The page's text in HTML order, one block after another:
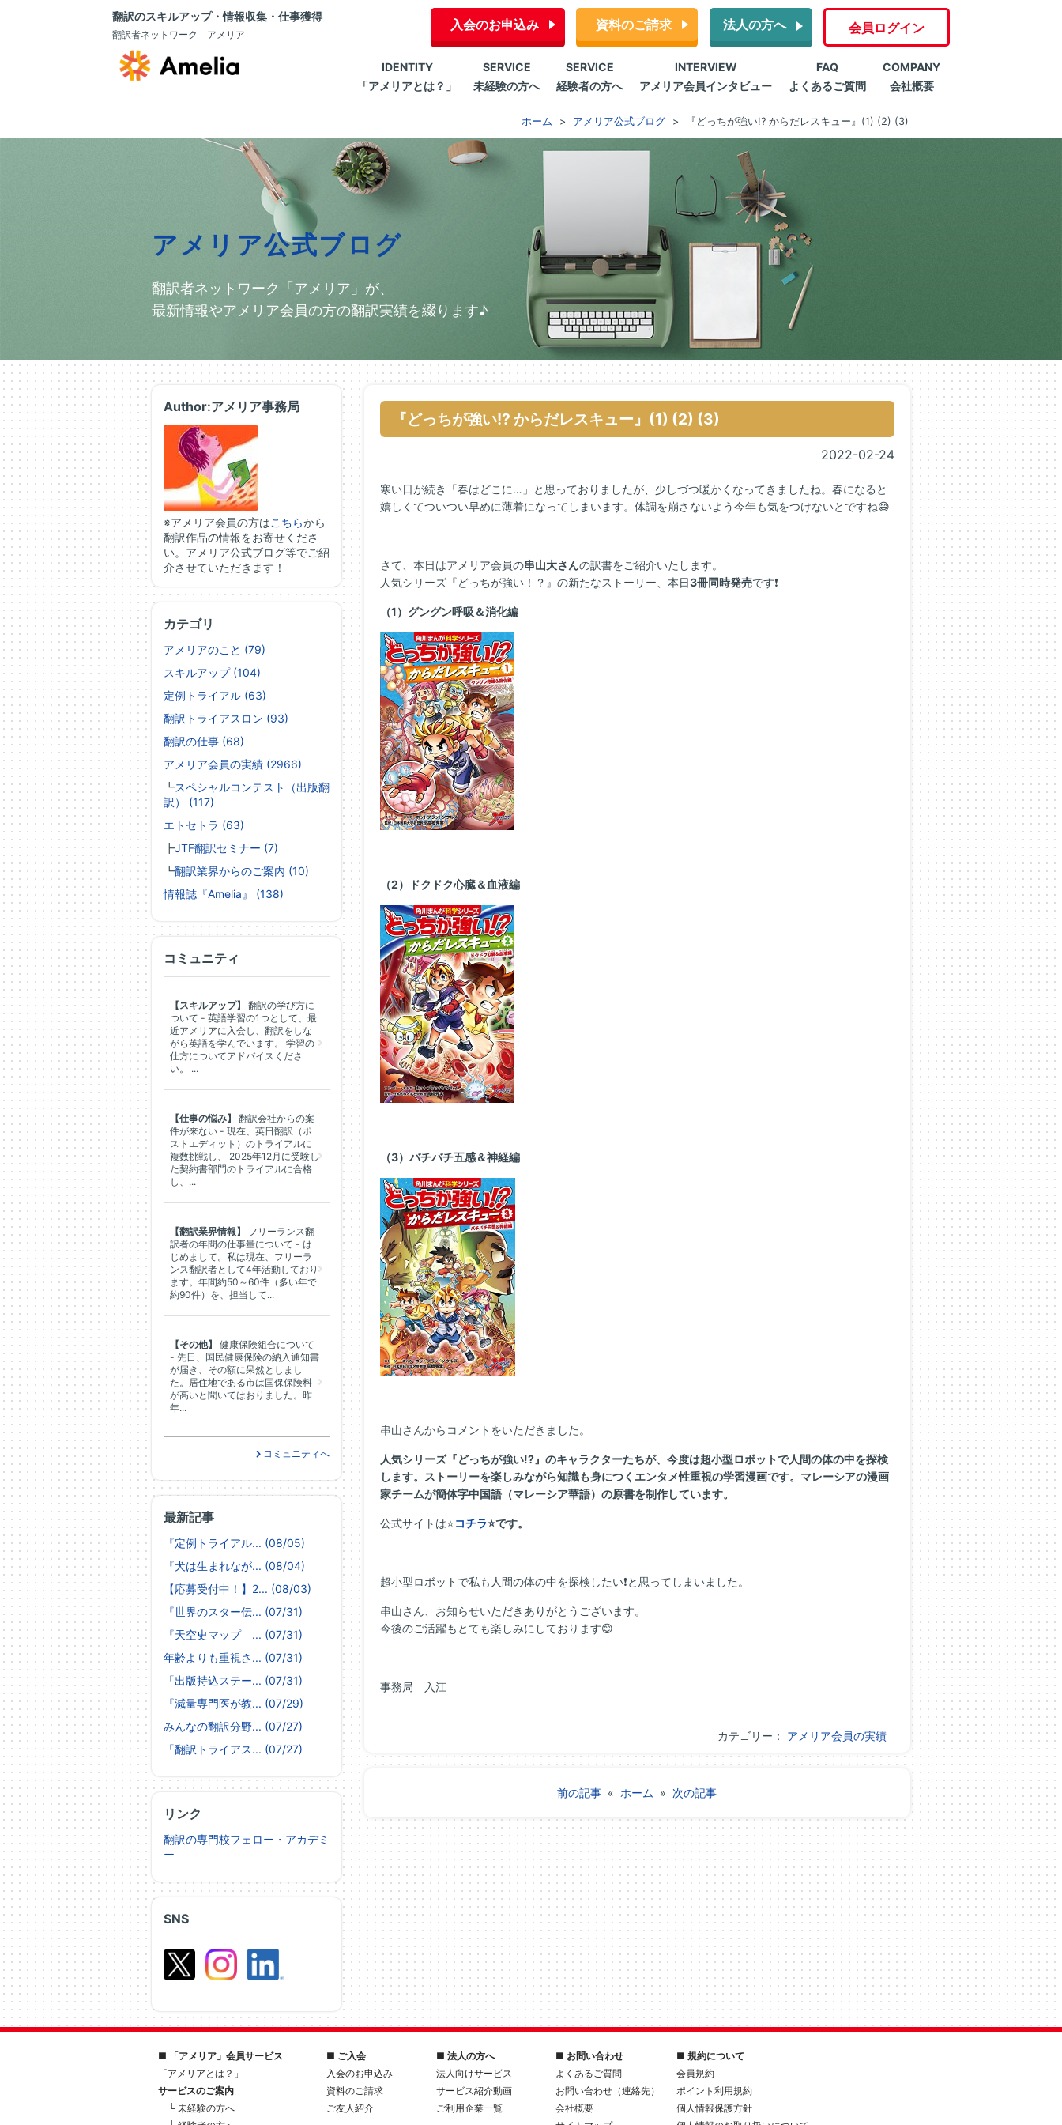
翻訳のスキルアップ・情報収集・仕事獲得
翻訳者ネットワーク アメリア
入会のお申込み 資料のご請求 法人の方へ 会員ログイン
IDENTITY
「アメリアとは？」
SERVICE
未経験の方へ
SERVICE
経験者の方へ
INTERVIEW
アメリア会員インタビュー
FAQ
よくあるご質問
COMPANY
会社概要
ホーム アメリア公式ブログ 『どっちが強い!? からだレスキュー』(1) (2) (3)
アメリア公式ブログ
翻訳者ネットワーク「アメリア」が、
最新情報やアメリア会員の方の翻訳実績を綴ります♪
『どっちが強い!? からだレスキュー』(1) (2) (3)
2022-02-24
寒い日が続き「春はどこに…」と思っておりましたが、少しづつ暖かくなってきましたね。春になると
嬉しくてついつい早めに薄着になってしまいます。体調を崩さないよう今年も気をつけないとですね😅
さて、本日はアメリア会員の串山大さんの訳書をご紹介いたします。
人気シリーズ『どっちが強い！？』の新たなストーリー、本日3冊同時発売です❗
（1）グングン呼吸＆消化編
（2）ドクドク心臓＆血液編
（3）バチバチ五感＆神経編
串山さんからコメントをいただきました。
人気シリーズ『どっちが強い!?』のキャラクターたちが、今度は超小型ロボットで人間の体の中を探検
します。ストーリーを楽しみながら知識も身につくエンタメ性重視の学習漫画です。マレーシアの漫画
家チームが簡体字中国語（マレーシア華語）の原書を制作しています。
公式サイトは⭐コチラ⭐です。
超小型ロボットで私も人間の体の中を探検したい❗と思ってしまいました。
串山さん、お知らせいただきありがとうございます。
今後のご活躍もとても楽しみにしております😊
事務局 入江
カテゴリー： アメリア会員の実績
前の記事 « ホーム » 次の記事
Author:アメリア事務局
※アメリア会員の方はこちらから
翻訳作品の情報をお寄せくださ
い。アメリア公式ブログ等でご紹
介させていただきます！
SNS
カテゴリ
アメリアのこと (79)
スキルアップ (104)
定例トライアル (63)
翻訳トライアスロン (93)
翻訳の仕事 (68)
アメリア会員の実績 (2966)
┗スペシャルコンテスト（出版翻
訳） (117)
エトセトラ (63)
┣JTF翻訳セミナー (7)
┗翻訳業界からのご案内 (10)
情報誌『Amelia』 (138)
最新記事
『定例トライアル... (08/05)
『犬は生まれなが... (08/04)
【応募受付中！】2... (08/03)
『世界のスター伝... (07/31)
『天空史マップ ... (07/31)
年齢よりも重視さ... (07/31)
「出版持込ステー... (07/31)
『減量専門医が教... (07/29)
みんなの翻訳分野... (07/27)
「翻訳トライアス... (07/27)
リンク
翻訳の専門校フェロー・アカデミ
ー
コミュニティ
【スキルアップ】
翻訳の学び方に
ついて - 英語学習の1つとして、最
近アメリアに入会し、翻訳をしな
がら英語を学んでいます。 学習の
仕方についてアドバイスくださ
い。 ...
【仕事の悩み】
翻訳会社からの案
件が来ない - 現在、英日翻訳（ポ
ストエディット）のトライアルに
複数挑戦し、 2025年12月に受験し
た契約書部門のトライアルに合格
し、...
【翻訳業界情報】
フリーランス翻
訳者の年間の仕事量について - は
じめまして。私は現在、フリーラ
ンス翻訳者として4年活動しており
ます。年間約50～60件（多い年で
約90件）を、担当して...
【その他】
健康保険組合について
- 先日、国民健康保険の納入通知書
が届き、その額に呆然としまし
た。居住地である市は国保保険料
が高いと聞いてはおりました。昨
年...
コミュニティへ
■ 「アメリア」会員サービス
「アメリアとは？」
サービスのご案内
└ 未経験の方へ
■ ご入会
入会のお申込み
資料のご請求
ご友人紹介
■ 法人の方へ
法人向けサービス
サービス紹介動画
ご利用企業一覧
■ お問い合わせ
よくあるご質問
お問い合わせ（連絡先）
会社概要
■ 規約について
会員規約
ポイント利用規約
個人情報保護方針